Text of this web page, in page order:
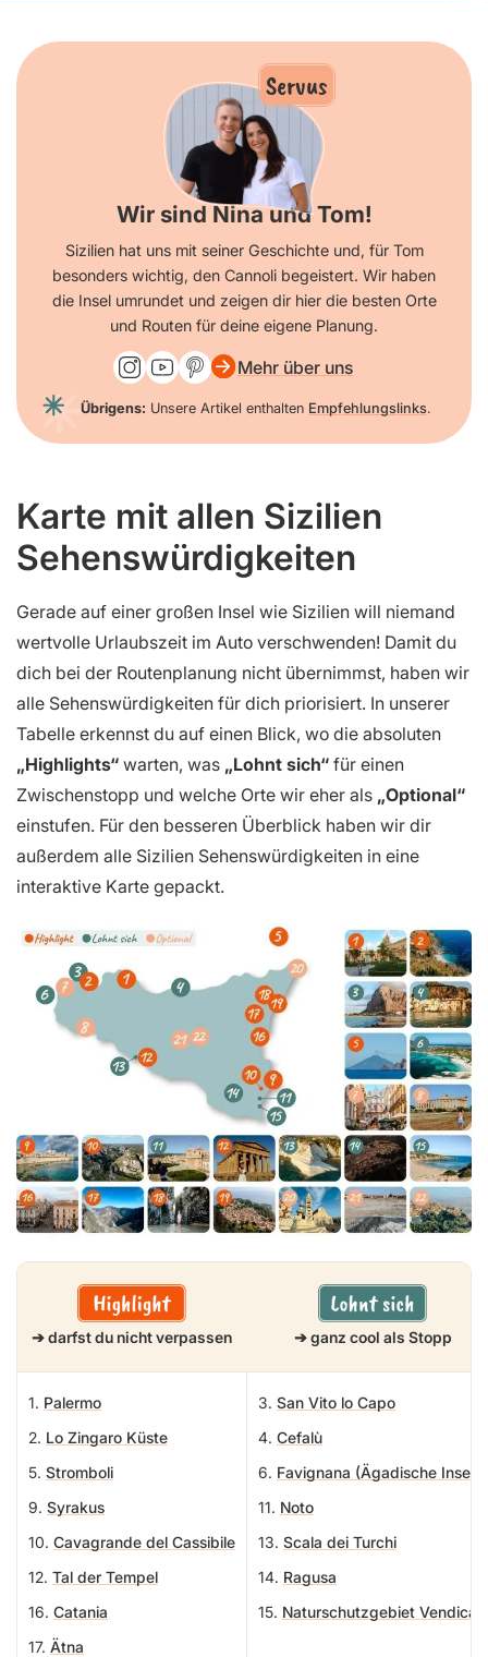
Servus
Wir sind Nina und Tom!
Sizilien hat uns mit seiner Geschichte und, für Tom
besonders wichtig, den Cannoli begeistert. Wir haben
die Insel umrundet und zeigen dir hier die besten Orte
und Routen für deine eigene Planung.
Mehr über uns
Übrigens: Unsere Artikel enthalten Empfehlungslinks.
Karte mit allen Sizilien
Sehenswürdigkeiten
Gerade auf einer großen Insel wie Sizilien will niemand
wertvolle Urlaubszeit im Auto verschwenden! Damit du
dich bei der Routenplanung nicht übernimmst, haben wir
alle Sehenswürdigkeiten für dich priorisiert. In unserer
Tabelle erkennst du auf einen Blick, wo die absoluten
„Highlights“ warten, was „Lohnt sich“ für einen
Zwischenstopp und welche Orte wir eher als „Optional“
einstufen. Für den besseren Überblick haben wir dir
außerdem alle Sizilien Sehenswürdigkeiten in eine
interaktive Karte gepackt.
➔ darfst du nicht verpassen ➔ ganz cool als Stopp
1. Palermo
2. Lo Zingaro Küste
5. Stromboli
9. Syrakus
10. Cavagrande del Cassibile
12. Tal der Tempel
16. Catania
17. Ätna
3. San Vito lo Capo
4. Cefalù
6. Favignana (Ägadische Inseln)
11. Noto
13. Scala dei Turchi
14. Ragusa
15. Naturschutzgebiet Vendicari